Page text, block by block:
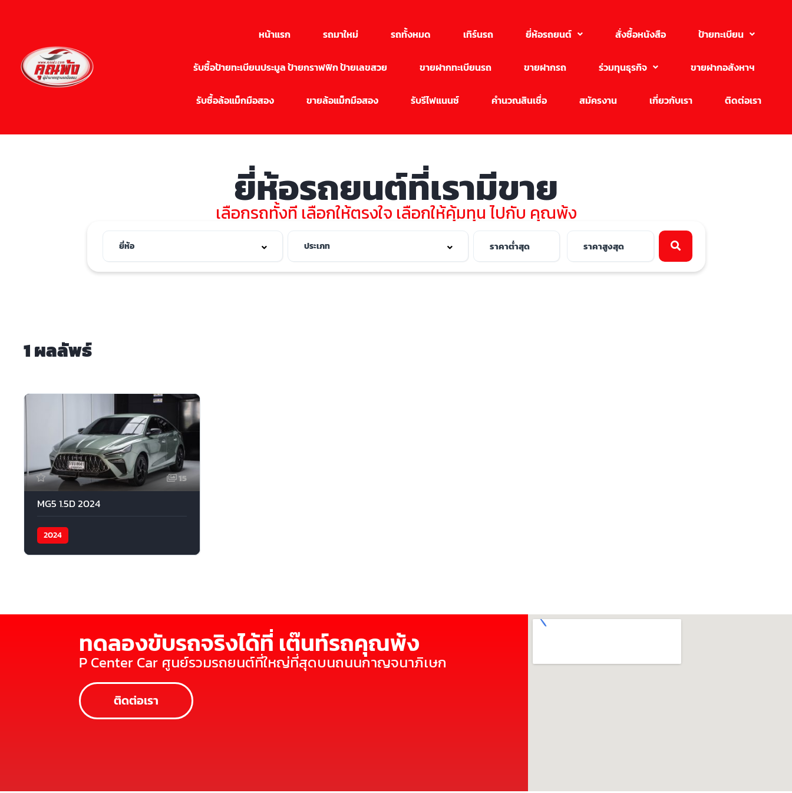
หน้าแรก รถมาใหม่ รถทั้งหมด เทิร์นรถ ยี่ห้อรถยนต์ สั่งซื้อหนังสือ ป้ายทะเบียน
รับซื้อป้ายทะเบียนประมูล ป้ายกราฟฟิก ป้ายเลขสวย ขายฝากทะเบียนรถ ขายฝากรถ ร่วมทุนธุรกิจ ขายฝากอสังหาฯ
รับซื้อล้อแม็กมือสอง ขายล้อแม็กมือสอง รับรีไฟแนนซ์ คำนวณสินเชื่อ สมัครงาน เกี่ยวกับเรา ติดต่อเรา
ยี่ห้อรถยนต์ที่เรามีขาย
เลือกรถทั้งที เลือกให้ตรงใจ เลือกให้คุ้มทุน ไปกับ คุณพ้ง
1 ผลลัพธ์
15
MG5 1.5D 2024
2024
ทดลองขับรถจริงได้ที่ เต๊นท์รถคุณพ้ง
P Center Car ศูนย์รวมรถยนต์ที่ใหญ่ที่สุดบนถนนกาญจนาภิเษก
ติดต่อเรา